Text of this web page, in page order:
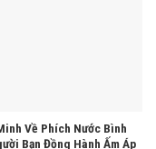
Về Phích Nước Bình
Bạn Đồng Hành Ấm Áp